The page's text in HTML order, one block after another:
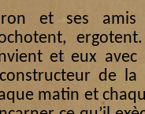
et ses
et eux
de la
matin et